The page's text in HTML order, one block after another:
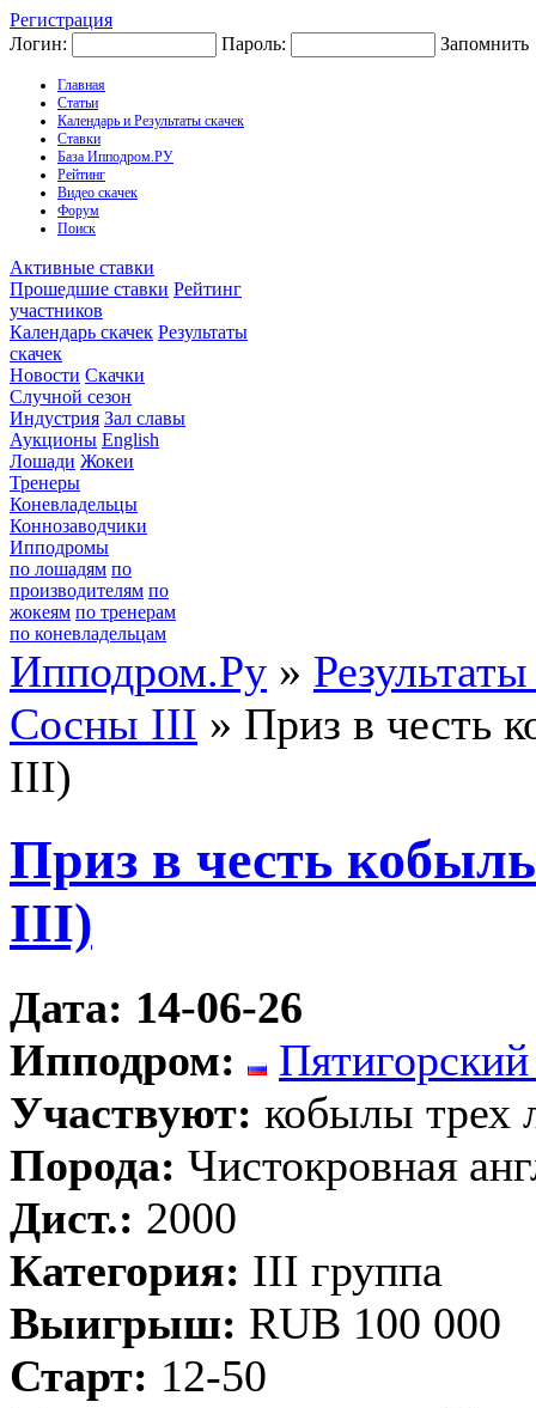
Регистрация
Логин:
Пароль: Запомнить
Главная
Статьи
Календарь и Результаты скачек
Ставки
База Ипподром.РУ
Рейтинг
Видео скачек
Форум
Поиск
Активные ставки
Прошедшие ставки Рейтинг
участников
Календарь скачек Результаты
скачек
Новости Скачки
Случной сезон
Индустрия Зал славы
Аукционы English
Лошади Жокеи
Тренеры
Коневладельцы
Коннозаводчики
Ипподромы
по лошадям по
производителям по
жокеям по тренерам
по коневладельцам
Ипподром.Ру »
Сосны III » Приз в честь
III)
Приз в честь
III)
Дата: 14-06-26
Ипподром:
Участвуют: кобылы трех
Порода: Чистокровная
Дист.: 2000
Категория: III группа
Выигрыш: RUB 100 000
Старт: 12-50